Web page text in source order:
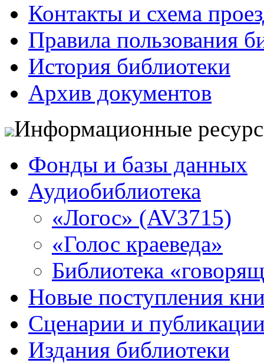
Контакты и схема
Правила пользования
История библиотеки
Архив документов
Информационные
Фонды и базы данных
Аудиобиблиотека
«Логос» (AV3715)
«Голос краеведа»
Библиотека
Новые поступления
Сценарии и
Издания библиотеки